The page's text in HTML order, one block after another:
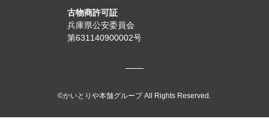
古物商許可証
兵庫県公安委員会
第631140900002号
©かいとりや本舗グループ All Rights Reserved.